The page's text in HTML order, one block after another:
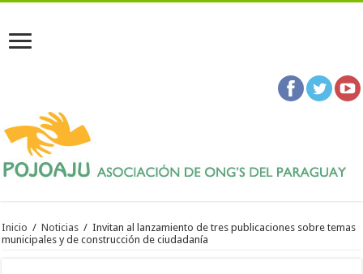
Inicio / Noticias / Invitan al lanzamiento de tres publicaciones sobre temas
municipales y de construcción de ciudadanía